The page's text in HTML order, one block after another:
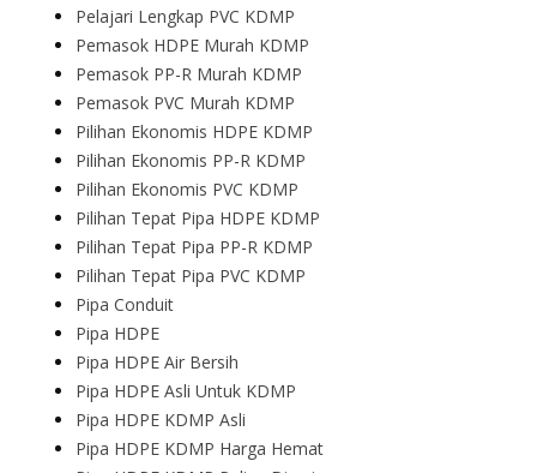
Pelajari Lengkap PVC KDMP
Pemasok HDPE Murah KDMP
Pemasok PP-R Murah KDMP
Pemasok PVC Murah KDMP
Pilihan Ekonomis HDPE KDMP
Pilihan Ekonomis PP-R KDMP
Pilihan Ekonomis PVC KDMP
Pilihan Tepat Pipa HDPE KDMP
Pilihan Tepat Pipa PP-R KDMP
Pilihan Tepat Pipa PVC KDMP
Pipa Conduit
Pipa HDPE
Pipa HDPE Air Bersih
Pipa HDPE Asli Untuk KDMP
Pipa HDPE KDMP Asli
Pipa HDPE KDMP Harga Hemat